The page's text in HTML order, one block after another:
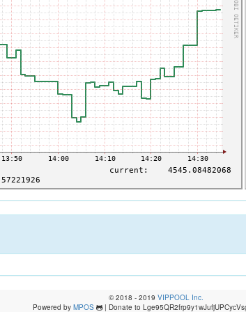
© 2018 - 2019 VIPPOOL Inc.
Powered by MPOS | Donate to